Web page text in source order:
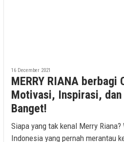
16 December 2021
MERRY RIANA berbagi
Motivasi, Inspirasi,
Banget!
Siapa yang tak kenal Merry
Indonesia yang pernah merantau